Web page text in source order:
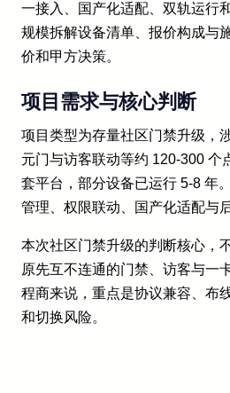
一接入、国产化适配、双轨运行
规模拆解设备清单、报价构成与
价和甲方决策。
项目需求与核心判断
项目类型为存量社区门禁升级，
元门与访客联动等约 120-300 个
套平台，部分设备已运行 5-8 年
管理、权限联动、国产化适配与
本次社区门禁升级的判断核心，
原先互不连通的门禁、访客与一
程商来说，重点是协议兼容、布
和切换风险。